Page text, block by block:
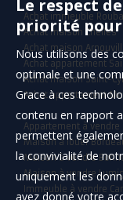
Achat immeuble
Achat maison Chelles
Achat maison
Achat appartement
Achat maison Saint-
Achat appartement
Appartement à vendre
Maison à louer
Maison à vendre
Maison à vendre
Immeuble à vendre
Le respect
priorité pour
Nous utilisons des
optimale et une
Grace à ces
contenu en rapport
permettent
la convivialité de
uniquement les
avez donné votre